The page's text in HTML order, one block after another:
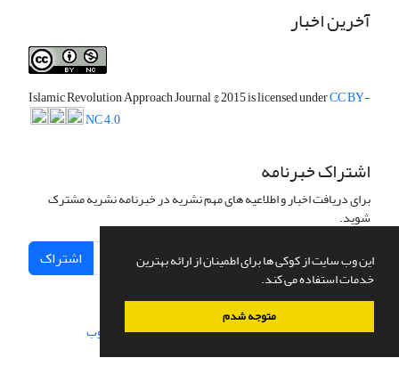
این وب سایت از کوکی ها برای اطمینان از ارائه بهترین
خدمات استفاده می کند.
متوجه شدم
آخرین اخبار
Islamic Revolution Approach Journal© 2015 is licensed underCC BY-
NC 4.0
اشتراک خبرنامه
برای دریافت اخبار و اطلاعیه های مهم نشریه در خبرنامه نشریه مشترک
شوید.
اشتراک
سامانه مدیریت نشریات علمی.طراحی و پیاده سازی از سیناوب